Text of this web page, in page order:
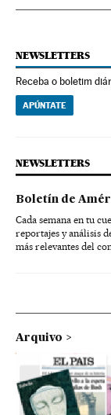
NEWSLETTERS
Receba o boletim
APÚNTATE
NEWSLETTERS
Boletín de
Cada semana en tu
reportajes y análisis
más relevantes del
Arquivo